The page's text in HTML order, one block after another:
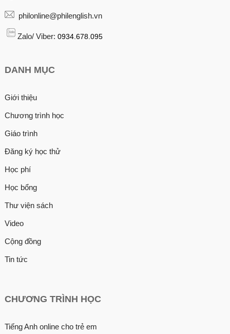
philonline@philenglish.vn
Zalo/ Viber: 0934.678.095
DANH MỤC
Giới thiệu
Chương trình học
Giáo trình
Đăng ký học thử
Học phí
Học bổng
Thư viện sách
Video
Cộng đồng
Tin tức
CHƯƠNG TRÌNH HỌC
Tiếng Anh online cho trẻ em